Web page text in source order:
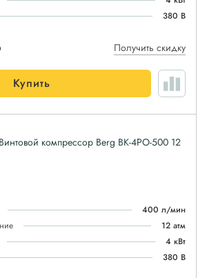
380 В
Получить скидку
Купить
Винтовой компрессор Berg ВК-4РО-500 12
400 л/мин
12 атм
4 кВт
380 В